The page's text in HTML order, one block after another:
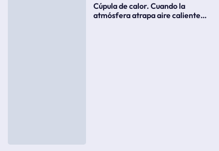
Cúpula de calor. Cuando la
atmósfera atrapa aire caliente